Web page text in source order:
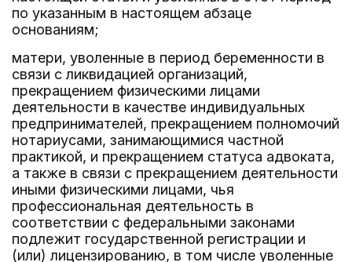
по указанным в настоящем абзаце
основаниям;
матери, уволенные в период беременности в
связи с ликвидацией организаций,
прекращением физическими лицами
деятельности в качестве индивидуальных
предпринимателей, прекращением полномочий
нотариусами, занимающимися частной
практикой, и прекращением статуса адвоката,
а также в связи с прекращением деятельности
иными физическими лицами, чья
профессиональная деятельность в
соответствии с федеральными законами
подлежит государственной регистрации и
(или) лицензированию, в том числе уволенные